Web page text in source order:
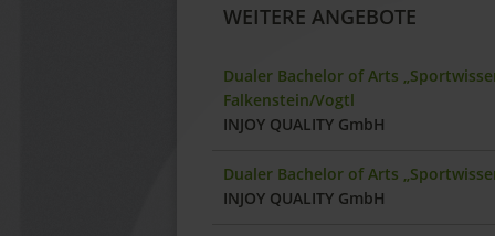
WEITERE ANGEBOTE
Dualer Bachelor of Arts
Falkenstein/Vogtl
INJOY QUALITY GmbH
Dualer Bachelor of Arts
INJOY QUALITY GmbH